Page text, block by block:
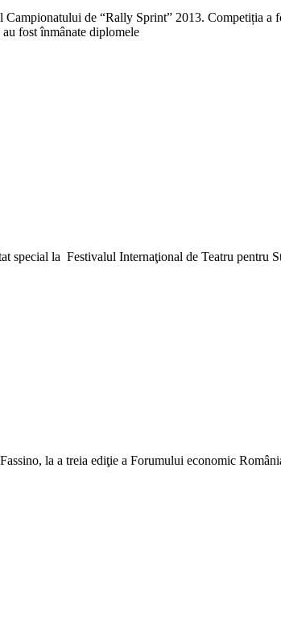
de “Rally Sprint” 2013. Competiția
fost înmânate diplomele
la Festivalul Internaţional de Teatru pentru
la a treia ediţie a Forumului economic